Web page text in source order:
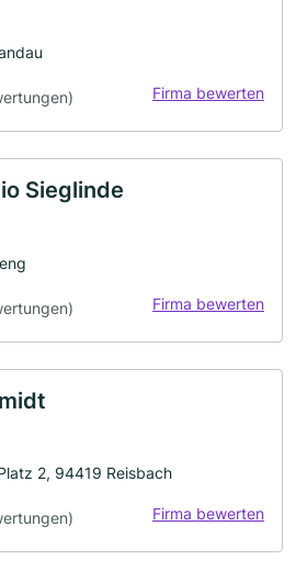
Firma bewerten
Sieglinde
Firma bewerten
2, 94419 Reisbach
Firma bewerten